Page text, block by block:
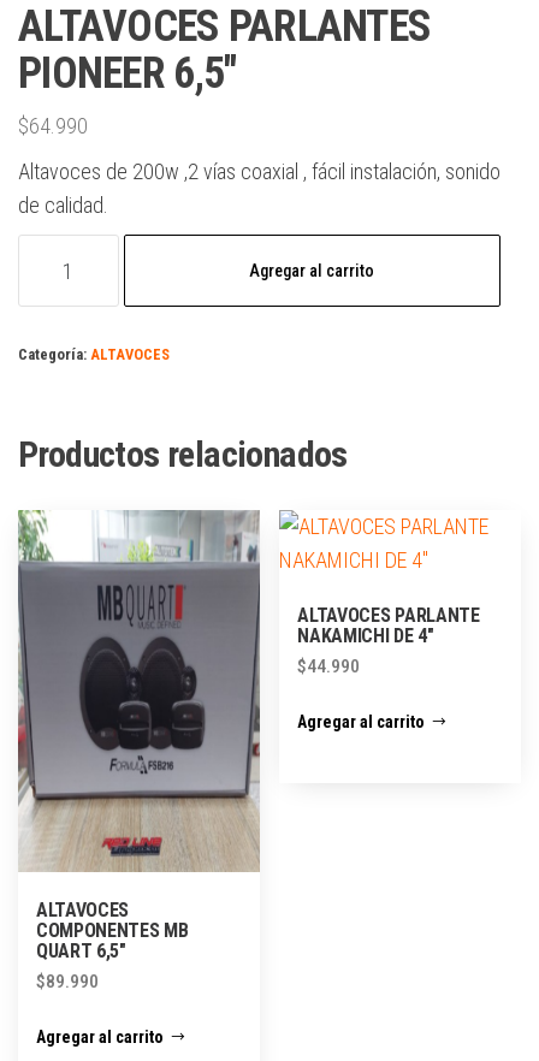
ALTAVOCES PARLANTES
PIONEER 6,5″
$64.990
Altavoces de 200w ,2 vías coaxial , fácil instalación, sonido
de calidad.
Agregar al carrito
Categoría: ALTAVOCES
Productos relacionados
ALTAVOCES
COMPONENTES MB
QUART 6,5″
$89.990
Agregar al carrito
ALTAVOCES PARLANTE
NAKAMICHI DE 4″
$44.990
Agregar al carrito